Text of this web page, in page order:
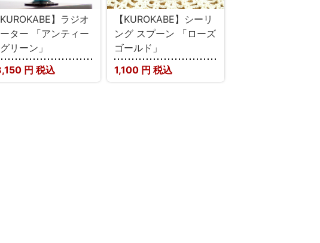
KUROKABE】ラジオ
ター 「アンティー
リーン」
円 税込
【KUROKABE】シーリ
ング スプーン 「ローズ
ゴールド」
1,100 円 税込